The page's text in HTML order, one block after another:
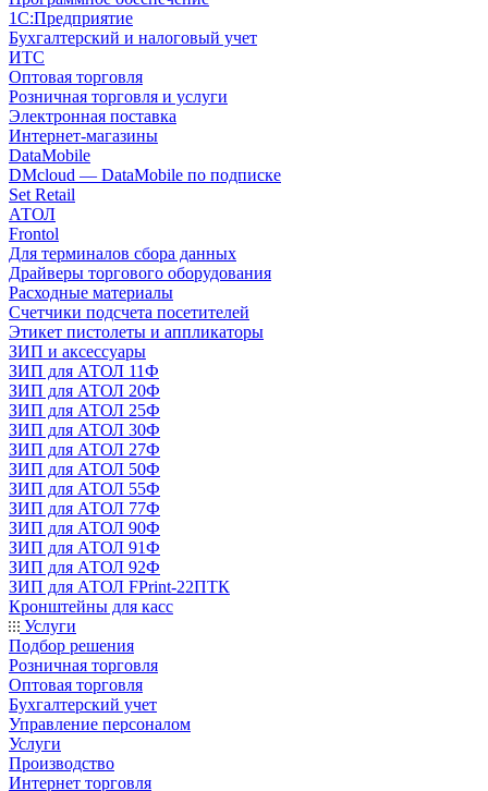
1С:Предприятие
Бухгалтерский и налоговый учет
ИТС
Оптовая торговля
Розничная торговля и услуги
Электронная поставка
Интернет-магазины
DataMobile
DMcloud — DataMobile по подписке
Set Retail
АТОЛ
Frontol
Для терминалов сбора данных
Драйверы торгового оборудования
Расходные материалы
Счетчики подсчета посетителей
Этикет пистолеты и аппликаторы
ЗИП и аксессуары
ЗИП для АТОЛ 11Ф
ЗИП для АТОЛ 20Ф
ЗИП для АТОЛ 25Ф
ЗИП для АТОЛ 30Ф
ЗИП для АТОЛ 27Ф
ЗИП для АТОЛ 50Ф
ЗИП для АТОЛ 55Ф
ЗИП для АТОЛ 77Ф
ЗИП для АТОЛ 90Ф
ЗИП для АТОЛ 91Ф
ЗИП для АТОЛ 92Ф
ЗИП для АТОЛ FPrint-22ПТК
Кронштейны для касс
Услуги
Подбор решения
Розничная торговля
Оптовая торговля
Бухгалтерский учет
Управление персоналом
Услуги
Производство
Интернет торговля